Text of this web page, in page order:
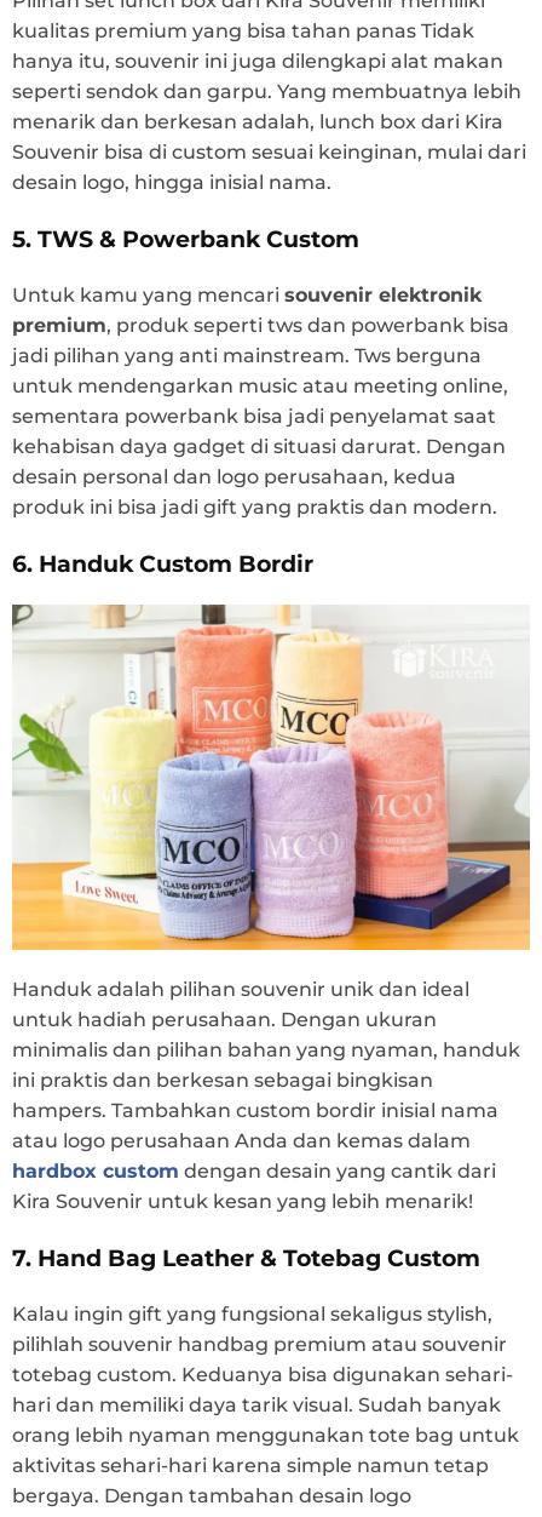
kualitas premium yang bisa tahan panas Tidak
hanya itu, souvenir ini juga dilengkapi alat makan
seperti sendok dan garpu. Yang membuatnya lebih
menarik dan berkesan adalah, lunch box dari Kira
Souvenir bisa di custom sesuai keinginan, mulai dari
desain logo, hingga inisial nama.
5. TWS & Powerbank Custom
Untuk kamu yang mencari souvenir elektronik
premium, produk seperti tws dan powerbank bisa
jadi pilihan yang anti mainstream. Tws berguna
untuk mendengarkan music atau meeting online,
sementara powerbank bisa jadi penyelamat saat
kehabisan daya gadget di situasi darurat. Dengan
desain personal dan logo perusahaan, kedua
produk ini bisa jadi gift yang praktis dan modern.
6. Handuk Custom Bordir
Handuk adalah pilihan souvenir unik dan ideal
untuk hadiah perusahaan. Dengan ukuran
minimalis dan pilihan bahan yang nyaman, handuk
ini praktis dan berkesan sebagai bingkisan
hampers. Tambahkan custom bordir inisial nama
atau logo perusahaan Anda dan kemas dalam
hardbox custom dengan desain yang cantik dari
Kira Souvenir untuk kesan yang lebih menarik!
7. Hand Bag Leather & Totebag Custom
Kalau ingin gift yang fungsional sekaligus stylish,
pilihlah souvenir handbag premium atau souvenir
totebag custom. Keduanya bisa digunakan sehari-
hari dan memiliki daya tarik visual. Sudah banyak
orang lebih nyaman menggunakan tote bag untuk
aktivitas sehari-hari karena simple namun tetap
bergaya. Dengan tambahan desain logo